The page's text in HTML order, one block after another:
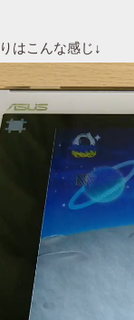
はこんな感じ↓